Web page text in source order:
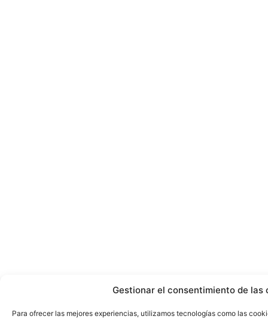
Gestionar el consentimiento de las
Para ofrecer las mejores experiencias, utilizamos tecnologías como las